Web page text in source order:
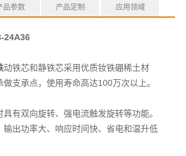
品参数 产品定制 应用领域
24A36
动铁芯和静铁芯采用优质钕铁硼稀土材
支承点，使用寿命高达100万次以上。
有双向旋转、强电流触发旋转等功能。
输出功率大、响应时间快、省电和温升低